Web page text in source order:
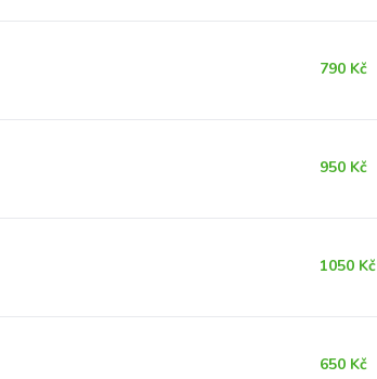
790 Kč
950 Kč
1050 Kč
650 Kč